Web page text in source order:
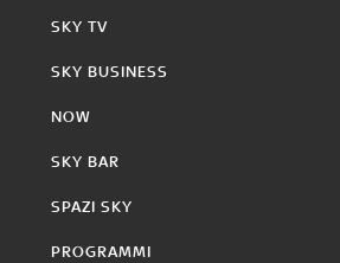
SKY TV
SKY BUSINESS
NOW
SKY BAR
SPAZI SKY
PROGRAMMI